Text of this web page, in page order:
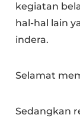
kegiatan
hal-hal lain
indera.
Selamat
Sedangkan